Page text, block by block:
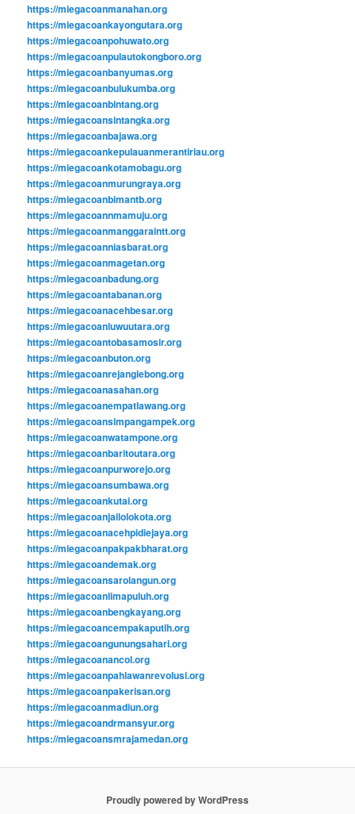
https://miegacoanmanahan.org
https://miegacoankayongutara.org
https://miegacoanpohuwato.org
https://miegacoanpulautokongboro.org
https://miegacoanbanyumas.org
https://miegacoanbulukumba.org
https://miegacoanbintang.org
https://miegacoansintangka.org
https://miegacoanbajawa.org
https://miegacoankepulauanmerantiriau.org
https://miegacoankotamobagu.org
https://miegacoanmurungraya.org
https://miegacoanbimantb.org
https://miegacoannmamuju.org
https://miegacoanmanggaraintt.org
https://miegacoanniasbarat.org
https://miegacoanmagetan.org
https://miegacoanbadung.org
https://miegacoantabanan.org
https://miegacoanacehbesar.org
https://miegacoanluwuutara.org
https://miegacoantobasamosir.org
https://miegacoanbuton.org
https://miegacoanrejanglebong.org
https://miegacoanasahan.org
https://miegacoanempatlawang.org
https://miegacoansimpangampek.org
https://miegacoanwatampone.org
https://miegacoanbaritoutara.org
https://miegacoanpurworejo.org
https://miegacoansumbawa.org
https://miegacoankutai.org
https://miegacoanjailolokota.org
https://miegacoanacehpidiejaya.org
https://miegacoanpakpakbharat.org
https://miegacoandemak.org
https://miegacoansarolangun.org
https://miegacoanlimapuluh.org
https://miegacoanbengkayang.org
https://miegacoancempakaputih.org
https://miegacoangunungsahari.org
https://miegacoanancol.org
https://miegacoanpahlawanrevolusi.org
https://miegacoanpakerisan.org
https://miegacoanmadiun.org
https://miegacoandrmansyur.org
https://miegacoansmrajamedan.org
Proudly powered by WordPress